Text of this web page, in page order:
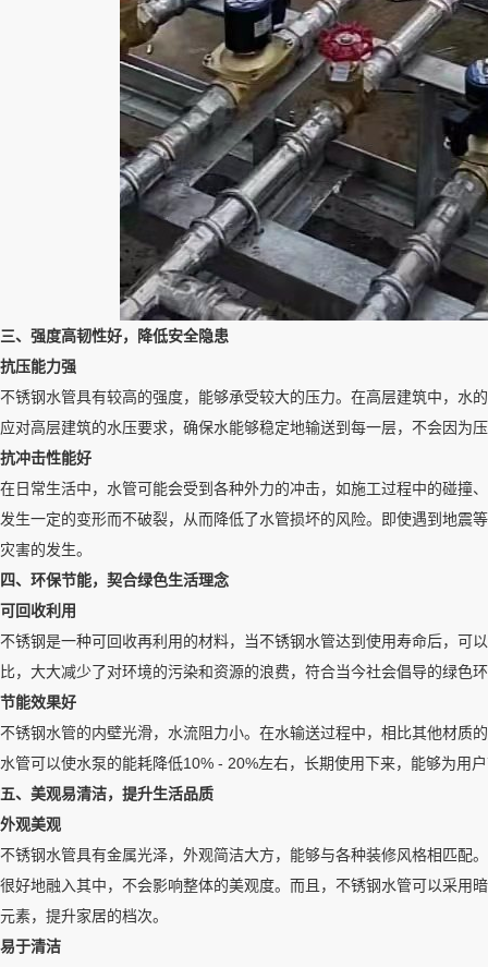
三、强度高韧性好，降低安全隐患
抗压能力强
不锈钢水管具有较高的强度，能够承受较大的压力。在高层建筑中，水
应对高层建筑的水压要求，确保水能够稳定地输送到每一层，不会因为
抗冲击性能好
在日常生活中，水管可能会受到各种外力的冲击，如施工过程中的碰撞
发生一定的变形而不破裂，从而降低了水管损坏的风险。即使遇到地震
灾害的发生。
四、环保节能，契合绿色生活理念
可回收利用
不锈钢是一种可回收再利用的材料，当不锈钢水管达到使用寿命后，可
比，大大减少了对环境的污染和资源的浪费，符合当今社会倡导的绿色
节能效果好
不锈钢水管的内壁光滑，水流阻力小。在水输送过程中，相比其他材质
水管可以使水泵的能耗降低10% - 20%左右，长期使用下来，能够为用
五、美观易清洁，提升生活品质
外观美观
不锈钢水管具有金属光泽，外观简洁大方，能够与各种装修风格相匹配
很好地融入其中，不会影响整体的美观度。而且，不锈钢水管可以采用
元素，提升家居的档次。
易于清洁